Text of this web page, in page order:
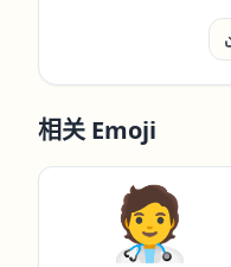
相关 Emoji
🧑‍⚕️